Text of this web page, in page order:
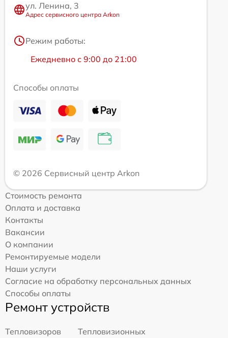
ул. Ленина, 3
Адрес сервисного центра Arkon
Режим работы:
Ежедневно с 9:00 до 21:00
Способы оплаты
© 2026 Сервисный центр Arkon
Стоимость ремонта
Оплата и доставка
Контакты
Вакансии
О компании
Ремонтируемые модели
Наши услуги
Согласие на обработку персональных данных
Способы оплаты
Ремонт устройств
Тепловизоров
Тепловизионных